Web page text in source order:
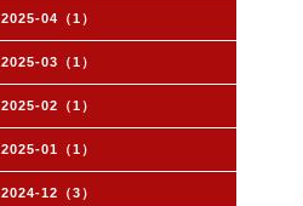
2025-04（1）
2025-03（1）
2025-02（1）
2025-01（1）
2024-12（3）